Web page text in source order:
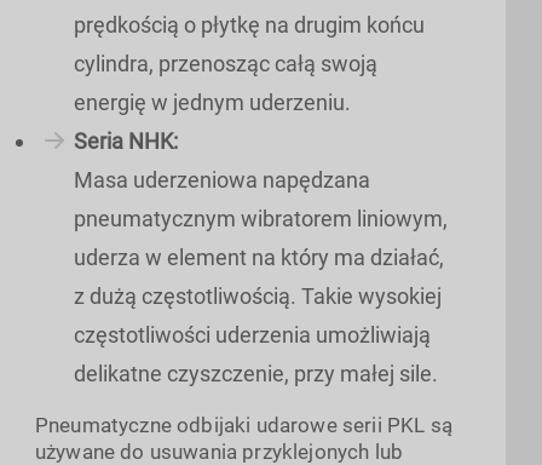
prędkością o płytkę na drugim końcu
cylindra, przenosząc całą swoją
energię w jednym uderzeniu.
Seria NHK:
Masa uderzeniowa napędzana
pneumatycznym wibratorem liniowym,
uderza w element na który ma działać,
z dużą częstotliwością. Takie wysokiej
częstotliwości uderzenia umożliwiają
delikatne czyszczenie, przy małej sile.
Pneumatyczne odbijaki udarowe serii PKL są
używane do usuwania przyklejonych lub